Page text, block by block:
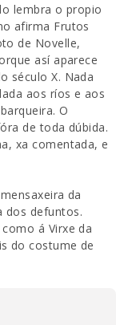
lembra o propio
afirma Frutos
de Novelle,
así aparece
século X. Nada
aos ríos e aos
O
de toda dúbida.
xa comentada, e
da
dos defuntos.
á Virxe da
do costume de